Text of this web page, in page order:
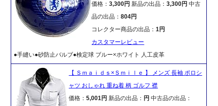
価格：3,300円新品の出品：3,300円 中古
品の出品：804円
コレクター商品の出品：1円
カスタマーレビュー
●手縫い●砂防止バルブ●検定球 ブルー×ホワイト 人工皮革
【 Ｓｍａｉｄｓ×Ｓｍｉｌｅ 】 メンズ 長袖 ポロシ
ャツ おしゃれ 重ね着 柄 ゴルフ 襟
価格：5,001円新品の出品： 円 中古品の出品：